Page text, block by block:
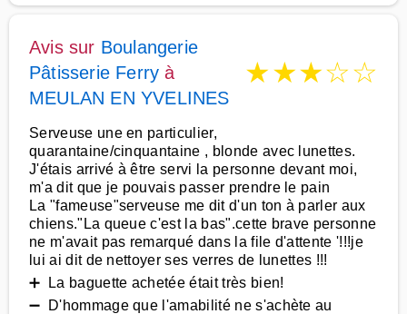
Avis sur Boulangerie
Pâtisserie Ferry à
MEULAN EN YVELINES
★★★☆☆
Serveuse une en particulier,
quarantaine/cinquantaine , blonde avec lunettes.
J'étais arrivé à être servi la personne devant moi,
m'a dit que je pouvais passer prendre le pain
La "fameuse"serveuse me dit d'un ton à parler aux
chiens."La queue c'est la bas".cette brave personne
ne m'avait pas remarqué dans la file d'attente '!!!je
lui ai dit de nettoyer ses verres de lunettes !!!
➕ La baguette achetée était très bien!
➖ D'hommage que l'amabilité ne s'achète au